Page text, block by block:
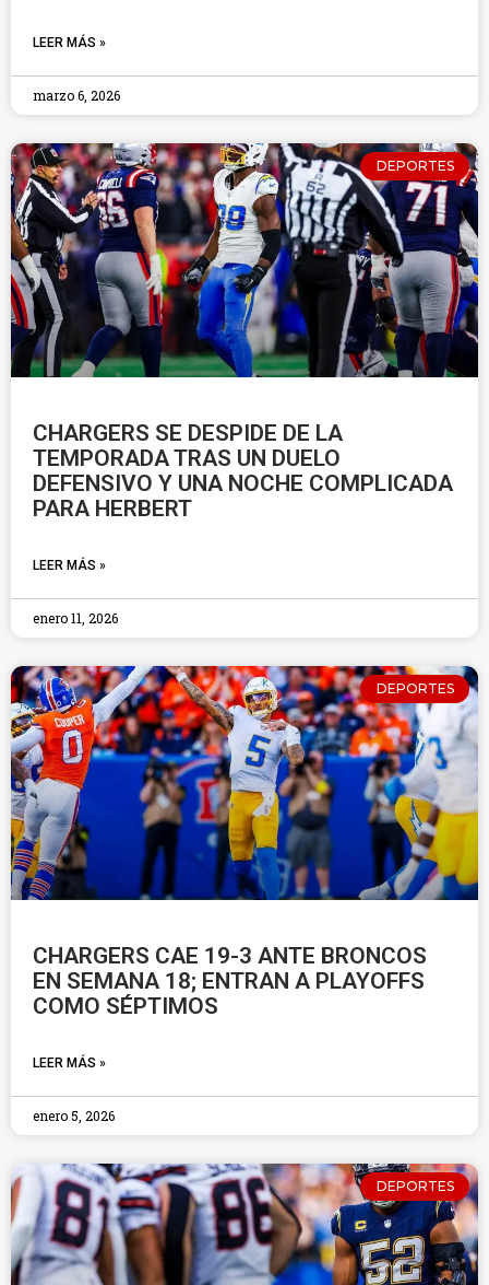
LEER MÁS »
marzo 6, 2026
DEPORTES
CHARGERS SE DESPIDE DE LA
TEMPORADA TRAS UN DUELO
DEFENSIVO Y UNA NOCHE COMPLICADA
PARA HERBERT
LEER MÁS »
enero 11, 2026
DEPORTES
CHARGERS CAE 19-3 ANTE BRONCOS
EN SEMANA 18; ENTRAN A PLAYOFFS
COMO SÉPTIMOS
LEER MÁS »
enero 5, 2026
DEPORTES